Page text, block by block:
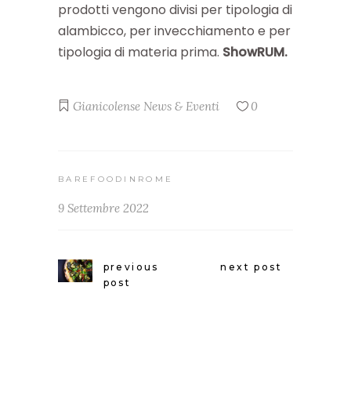
prodotti vengono divisi per tipologia di
alambicco, per invecchiamento e per
tipologia di materia prima. ShowRUM.
Gianicolense News & Eventi 0
BAREFOODINROME
9 Settembre 2022
previous
post
next post